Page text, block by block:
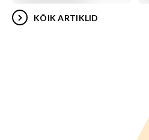
KÕIK ARTIKLID